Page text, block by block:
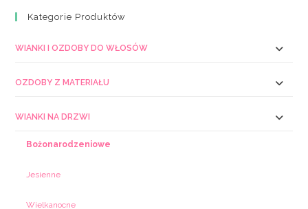
Kategorie Produktów
WIANKI I OZDOBY DO WŁOSÓW
OZDOBY Z MATERIAŁU
WIANKI NA DRZWI
Bożonarodzeniowe
Jesienne
Wielkanocne